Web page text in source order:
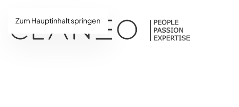
Zum Hauptinhalt springen